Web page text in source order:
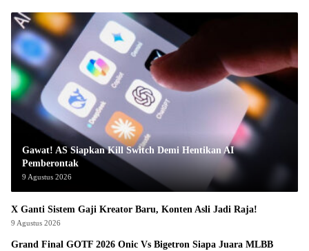
Gawat! AS Siapkan Kill Switch Demi Hentikan AI
Pemberontak
9 Agustus 2026
X Ganti Sistem Gaji Kreator Baru, Konten Asli Jadi Raja!
9 Agustus 2026
Grand Final GOTF 2026 Onic Vs Bigetron Siapa Juara MLBB